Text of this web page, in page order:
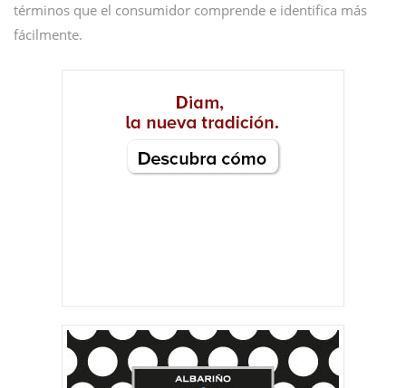
términos que el consumidor comprende e identifica más
fácilmente.